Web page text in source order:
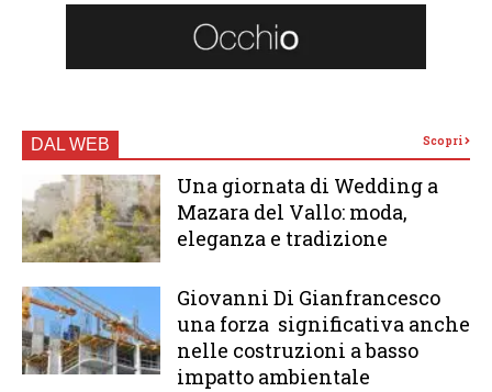
DAL WEB Scopri
Una giornata di Wedding a
Mazara del Vallo: moda,
eleganza e tradizione
Giovanni Di Gianfrancesco
una forza significativa anche
nelle costruzioni a basso
impatto ambientale